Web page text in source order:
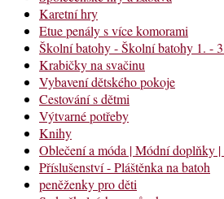
Karetní hry
Etue penály s více komorami
Školní batohy - Školní batohy 1. -
Krabičky na svačinu
Vybavení dětského pokoje
Cestování s dětmi
Výtvarné potřeby
Knihy
Oblečení a móda | Módní doplňky
Příslušenství - Pláštěnka na batoh
peněženky pro děti